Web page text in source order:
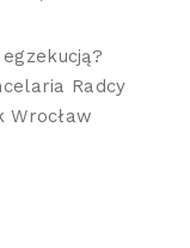
Radcy
Wrocław